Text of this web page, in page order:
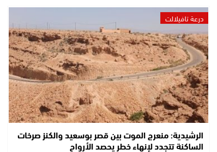
درعة تافيلالت
الرشيدية: منعرج الموت بين قصر بوسعيد والكنز صرخات
الساكنة تتجدد لإنهاء خطر يحصد الأرواح